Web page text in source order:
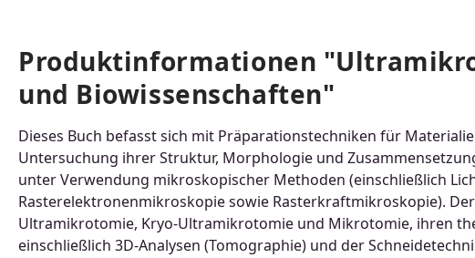
Produktinformationen
und Biowissenschaften"
Dieses Buch befasst sich mit Präparationstechniken für
Untersuchung ihrer Struktur, Morphologie und
unter Verwendung mikroskopischer Methoden (einschließlich
Rasterelektronenmikroskopie sowie Rasterkraftmikroskopie).
Ultramikrotomie, Kryo-Ultramikrotomie und Mikrotomie, ihren
einschließlich 3D-Analysen (Tomographie) und der